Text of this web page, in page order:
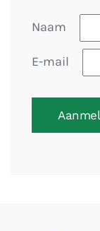
Naam
E-mail